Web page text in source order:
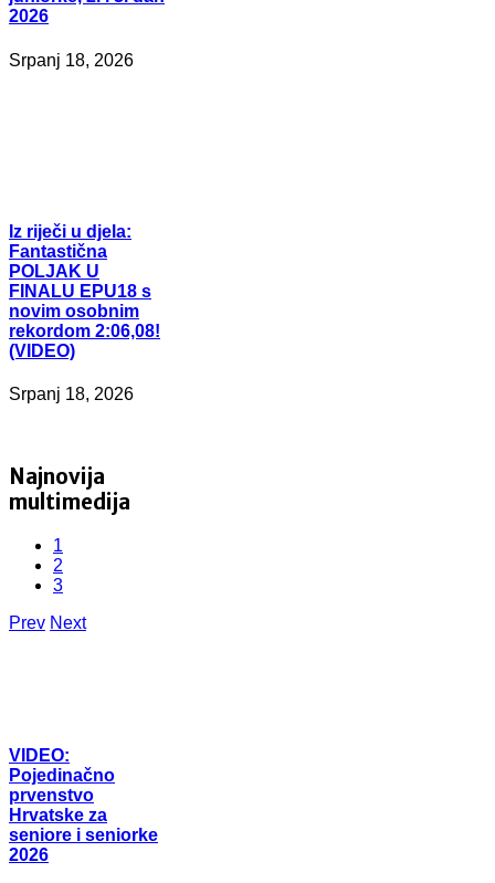
2026
Srpanj 18, 2026
Iz riječi u djela:
Fantastična
POLJAK U
FINALU EPU18 s
novim osobnim
rekordom 2:06,08!
(VIDEO)
Srpanj 18, 2026
Najnovija
multimedija
1
2
3
Prev Next
VIDEO:
Pojedinačno
prvenstvo
Hrvatske za
seniore i seniorke
2026